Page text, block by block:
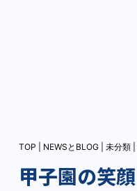
TOP NEWSとBLOG 未分類
甲子園の笑顔